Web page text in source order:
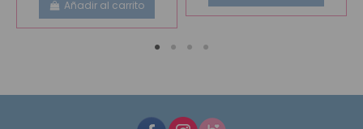
Añadir al carrito